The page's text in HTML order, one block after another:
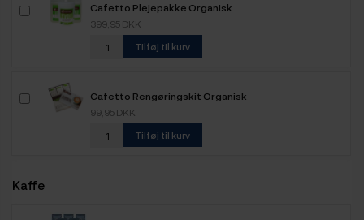
Cafetto Plejepakke Organisk
399,95 DKK
Tilføj til kurv
Cafetto Rengøringskit Organisk
99,95 DKK
Tilføj til kurv
Kaffe